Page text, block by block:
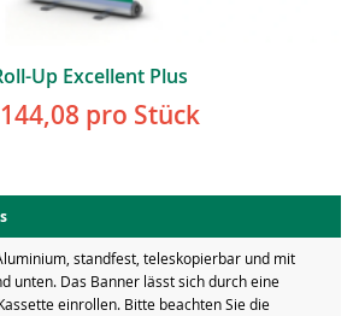
Up Excellent Plus
pro Stück
standfest, teleskopierbar und mit
unten. Das Banner lässt sich durch eine
einrollen. Bitte beachten Sie die